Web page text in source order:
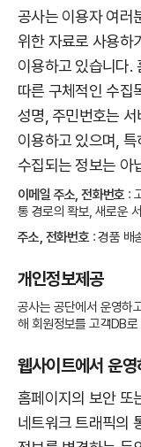
공사는 이용자 여러
위한 자료로 사용하
이용하고 있습니다.
따른 구체적인 수집
성명, 주민번호는 서
이용하고 있으며,
수집되는 정보는 아
이메일 주소, 전화번호 :
통 경로의 확보, 새로운
주소, 전화번호 : 경품 배
개인정보제공
공사는 공단에서 운영하
해 회원정보를 고객DB
웹사이트에서 운영
홈페이지의 보안 또
네트워크 트래픽의